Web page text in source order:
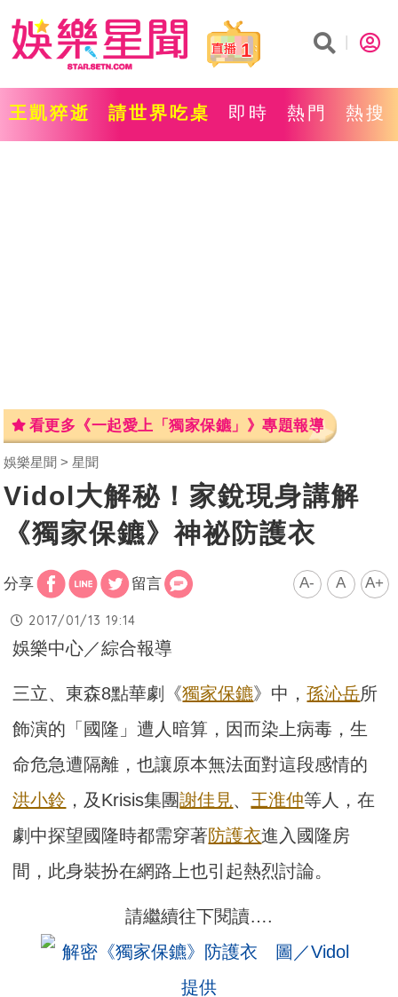
1
王凱猝逝 請世界吃桌 即時 熱門 熱搜
看更多《一起愛上「獨家保鑣」》專題報導
娛樂星聞 星聞
Vidol大解秘！家銳現身講解
《獨家保鑣》神祕防護衣
分享 留言 A- A A+
2017/01/13 19:14
娛樂中心／綜合報導
三立、東森8點華劇《獨家保鑣》中，孫沁岳所
飾演的「國隆」遭人暗算，因而染上病毒，生
命危急遭隔離，也讓原本無法面對這段感情的
洪小鈴 ，及Krisis集團謝佳見、 王淮仲等人，在
劇中探望國隆時都需穿著防護衣進入國隆房
間，此身裝扮在網路上也引起熱烈討論。
請繼續往下閱讀….